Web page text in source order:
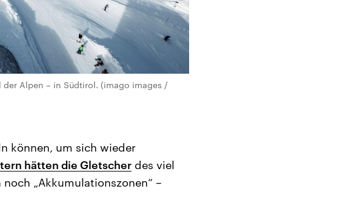
Alpen – in Südtirol. (imago images /
können, um sich wieder
hätten die Gletscher des viel
„Akkumulationszonen“ –